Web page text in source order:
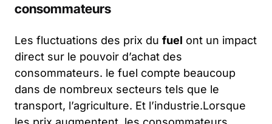
consommateurs
Les fluctuations des prix du fuel ont un impact
direct sur le pouvoir d’achat des
consommateurs. le fuel compte beaucoup
dans de nombreux secteurs tels que le
transport, l’agriculture. Et l’industrie.Lorsque